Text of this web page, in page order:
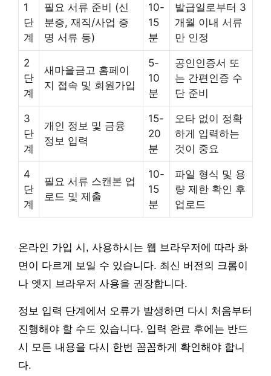
1
단
계
필요 서류 준비 (신
분증, 재직/사업 증
명 서류 등)
10-
15
분
발급일로부터 3
개월 이내 서류
만 인정
2
단
계
새마을금고 홈페이
지 접속 및 회원가입
5-
10
분
공인인증서 또
는 간편인증 수
단 준비
3
단
계
개인 정보 및 금융
정보 입력
15-
20
분
오타 없이 정확
하게 입력하는
것이 중요
4
단
계
필요 서류 스캔본 업
로드 및 제출
10-
15
분
파일 형식 및 용
량 제한 확인 후
업로드
온라인 가입 시, 사용하시는 웹 브라우저에 따라 화
면이 다르게 보일 수 있습니다. 최신 버전의 크롬이
나 엣지 브라우저 사용을 권장합니다.
정보 입력 단계에서 오류가 발생하면 다시 처음부터
진행해야 할 수도 있습니다. 입력 완료 후에는 반드
시 모든 내용을 다시 한번 꼼꼼하게 확인해야 합니
다.